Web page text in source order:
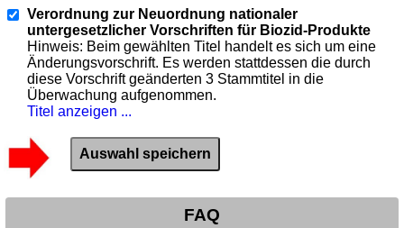
Verordnung zur Neuordnung nationaler
untergesetzlicher Vorschriften für Biozid-Produkte
Hinweis: Beim gewählten Titel handelt es sich um eine
Änderungsvorschrift. Es werden stattdessen die durch
diese Vorschrift geänderten 3 Stammtitel in die
Überwachung aufgenommen.
Titel anzeigen ...
FAQ